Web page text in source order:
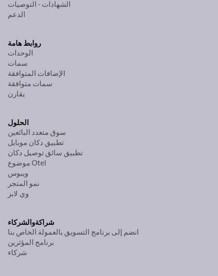
الشهادات - التوصيات
الدعم
روابط هامة
الوحدات
سمات
الإضافات المتوافقة
سمات متوافقة
يقارن
الحلول
سوق متعدد البائعين
تطبيق دكان موبايل
تطبيق سائق توصيل دكان
موضوع Otel
ويبوس
نمو المتجر
وي لابز
شراكةوالشركاء
انضم إلى برنامج التسويق بالعمولة الخاص بنا
برنامج المؤثرين
شركاء